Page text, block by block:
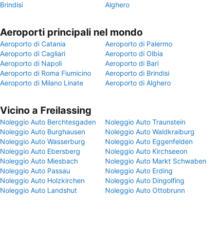
Brindisi
Alghero
Aeroporti principali nel mondo
Aeroporto di Catania
Aeroporto di Palermo
Aeroporto di Cagliari
Aeroporto di Olbia
Aeroporto di Napoli
Aeroporto di Bari
Aeroporto di Roma Fiumicino
Aeroporto di Brindisi
Aeroporto di Milano Linate
Aeroporto di Alghero
Vicino a Freilassing
Noleggio Auto Berchtesgaden
Noleggio Auto Traunstein
Noleggio Auto Burghausen
Noleggio Auto Waldkraiburg
Noleggio Auto Wasserburg
Noleggio Auto Eggenfelden
Noleggio Auto Ebersberg
Noleggio Auto Kirchseeon
Noleggio Auto Miesbach
Noleggio Auto Markt Schwaben
Noleggio Auto Passau
Noleggio Auto Erding
Noleggio Auto Holzkirchen
Noleggio Auto Dingolfing
Noleggio Auto Landshut
Noleggio Auto Ottobrunn